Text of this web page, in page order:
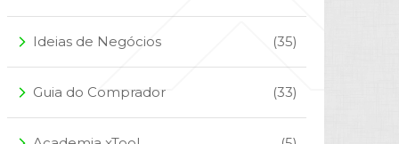
arrow_forward_ios Ideias de Negócios (35)
arrow_forward_ios Guia do Comprador (33)